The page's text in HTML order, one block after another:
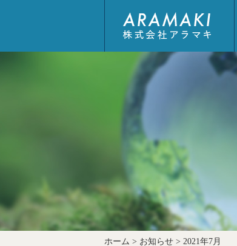
ホーム お知らせ 2021年7月